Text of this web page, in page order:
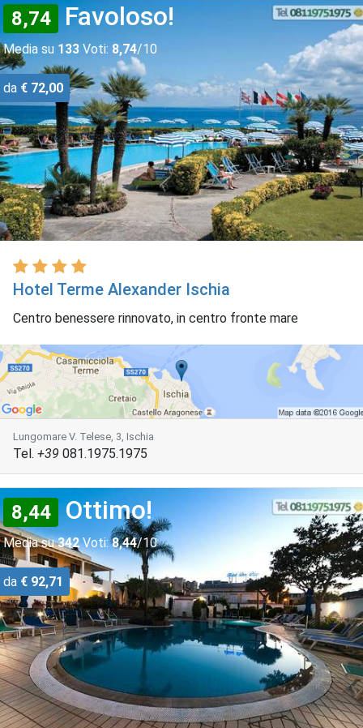
8,74 Favoloso!
Media su 133 Voti: 8,74/10
da € 72,00
Hotel Terme Alexander Ischia
Centro benessere rinnovato, in centro fronte mare
Lungomare V. Telese, 3, Ischia
Tel. +39 081.1975.1975
8,44 Ottimo!
Media su342Voti: 8,44/10
da € 92,71